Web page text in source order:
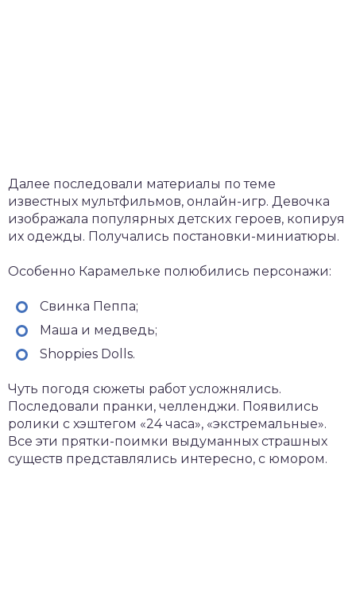
Далее последовали материалы по теме
известных мультфильмов, онлайн-игр. Девочка
изображала популярных детских героев, копируя
их одежды. Получались постановки-миниатюры.
Особенно Карамельке полюбились персонажи:
Свинка Пеппа;
Маша и медведь;
Shoppies Dolls.
Чуть погодя сюжеты работ усложнялись.
Последовали пранки, челленджи. Появились
ролики с хэштегом «24 часа», «экстремальные».
Все эти прятки-поимки выдуманных страшных
существ представлялись интересно, с юмором.